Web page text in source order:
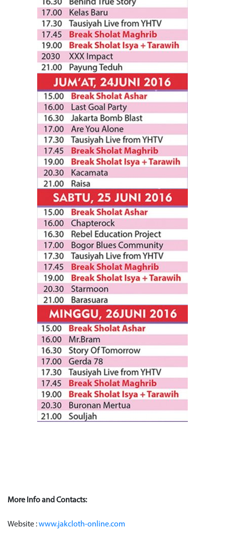
More Info and Contacts:
Website :www.jakcloth-online.com